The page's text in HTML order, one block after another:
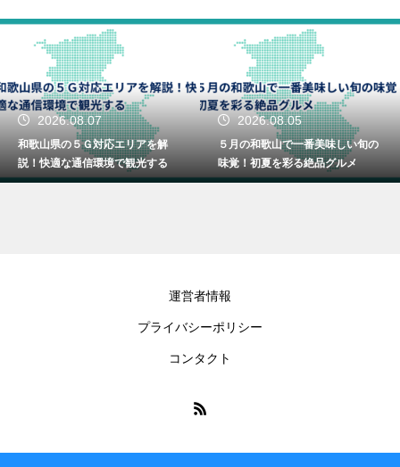
2026.08.07
和歌山県の５Ｇ対応エリアを解
説！快適な通信環境で観光する
2026.08.05
５月の和歌山で一番美味しい旬の
味覚！初夏を彩る絶品グルメ
運営者情報
プライバシーポリシー
コンタクト